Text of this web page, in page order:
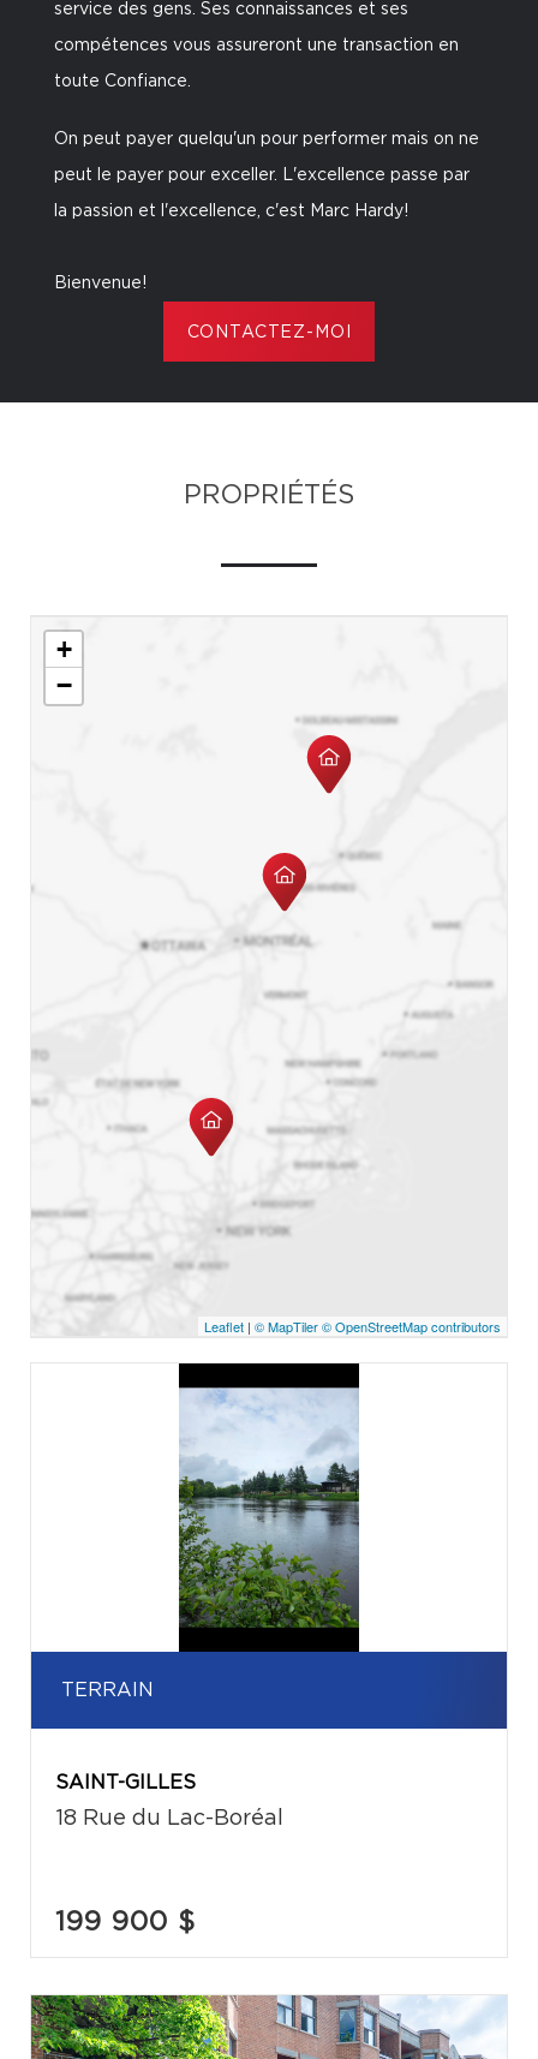
service des gens. Ses connaissances et ses
compétences vous assureront une transaction en
toute Confiance.
On peut payer quelqu'un pour performer mais on ne
peut le payer pour exceller. L'excellence passe par
la passion et l'excellence, c'est Marc Hardy!
Bienvenue!
CONTACTEZ-MOI
PROPRIÉTÉS
+
−
Leaflet | © MapTiler© OpenStreetMap contributors
TERRAIN
SAINT-GILLES
18 Rue du Lac-Boréal
199 900 $